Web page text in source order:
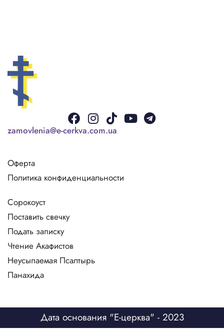
Facebook
Instagram
TiktokYoutubeTelegram
zamovlenia@e-cerkva.com.ua
Оферта
Политика конфиденциальности
Сорокоуст
Поставить свечку
Подать записку
Чтение Акафистов
Неусыпаемая Псалтырь
Панахида
Дата основания "Е-церква" - 2023